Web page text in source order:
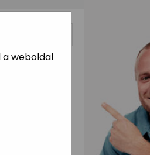
a weboldal